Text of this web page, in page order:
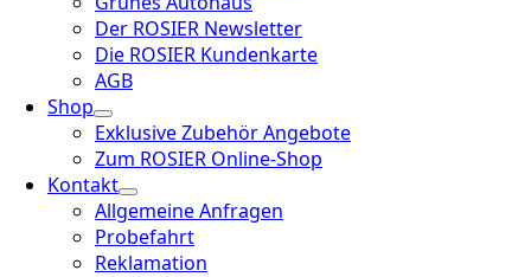
Der ROSIER Newsletter
Die ROSIER Kundenkarte
AGB
Shop
Exklusive Zubehör Angebote
Zum ROSIER Online-Shop
Kontakt
Allgemeine Anfragen
Probefahrt
Reklamation